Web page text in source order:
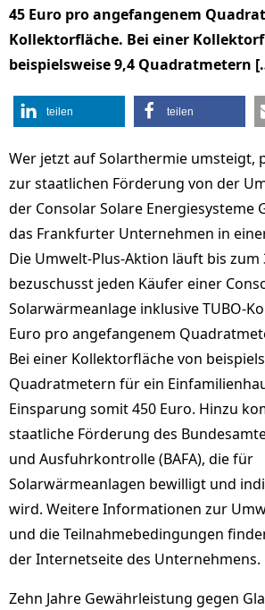
45 Euro pro angefangenem
Kollektorfläche. Bei einer
beispielsweise 9,4 Quadratmetern
teilen teilen
Wer jetzt auf Solarthermie umsteigt,
zur staatlichen Förderung von der
der Consolar Solare Energiesysteme
das Frankfurter Unternehmen in
Die Umwelt-Plus-Aktion läuft bis zum
bezuschusst jeden Käufer einer
Solarwärmeanlage inklusive TUBO-
Euro pro angefangenem
Bei einer Kollektorfläche von
Quadratmetern für ein
Einsparung somit 450 Euro. Hinzu
staatliche Förderung des
und Ausfuhrkontrolle (BAFA), die für
Solarwärmeanlagen bewilligt und
wird. Weitere Informationen zur
und die Teilnahmebedingungen
der Internetseite des Unternehmens.
Zehn Jahre Gewährleistung gegen